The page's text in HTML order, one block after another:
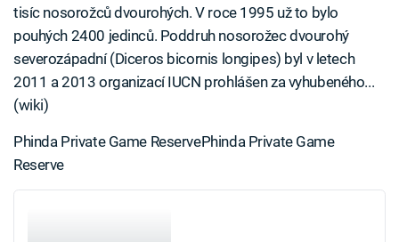
tisíc nosorožců dvourohých. V roce 1995 už to bylo
pouhých 2400 jedinců. Poddruh nosorožec dvourohý
severozápadní (Diceros bicornis longipes) byl v letech
2011 a 2013 organizací IUCN prohlášen za vyhubeného...
(wiki)
Phinda Private Game ReservePhinda Private Game
Reserve